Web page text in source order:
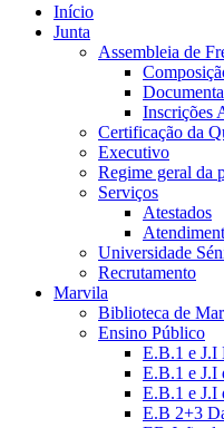
Início
Junta
Assembleia de
Inscrições
Certificação da
Executivo
Regime geral da
Serviços
Atestados
Universidade
Recrutamento
Marvila
Biblioteca de
Ensino Público
E.B.1 e J.I
E.B.1 e J.I
E.B.1 e J.I
E.B 2+3